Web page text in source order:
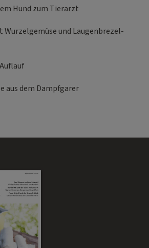
Hund zum Tierarzt
und Laugenbrezel-
aus dem Dampfgarer